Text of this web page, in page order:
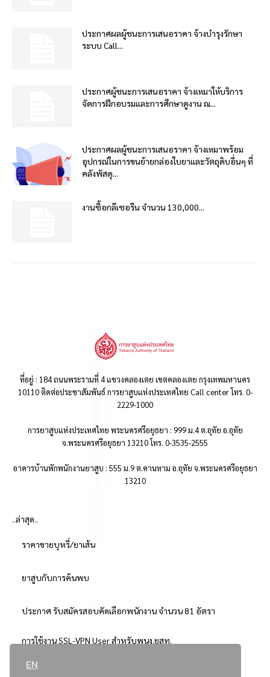
EN
ประกาศผลผู้ชนะการเสนอราคา จ้างบำรุงรักษา
ระบบ Call...
ประกาศผู้ชนะการเสนอราคา จ้างเหมาให้บริการ
จัดการฝึกอบรมและการศึกษาดูงาน ณ...
ประกาศผลผู้ชนะการเสนอราคา จ้างเหมาพร้อม
อุปกรณ์ในการขนย้ายกล่องใบยาและวัตถุดิบอื่นๆ ที่
คลังพัสดุ...
งานซื้อกลีเซอรีน จำนวน 130,000...
ที่อยู่ : 184 ถนนพระรามที่ 4 แขวงคลองเตย เขตคลองเตย กรุงเทพมหานคร
10110 ติดต่อประชาสัมพันธ์ การยาสูบแห่งประเทศไทย Call center โทร. 0-
2229-1000
การยาสูบแห่งประเทศไทย พระนครศรีอยุธยา : 999 ม.4 ต.อุทัย อ.อุทัย
จ.พระนครศรีอยุธยา 13210 โทร. 0-3535-2555
อาคารบ้านพักพนักงานยาสูบ : 555 ม.9 ต.คานหาม อ.อุทัย จ.พระนครศรีอยุธยา
13210
..ล่าสุด..
ราคาขายบุหรี่/ยาเส้น
ยาสูบกับการค้นพบ
ประกาศ รับสมัครสอบคัดเลือกพนักงาน จำนวน 81 อัตรา
การใช้งาน SSL-VPN User สำหรับพนง.ยสท.
..ยอดนิยม..